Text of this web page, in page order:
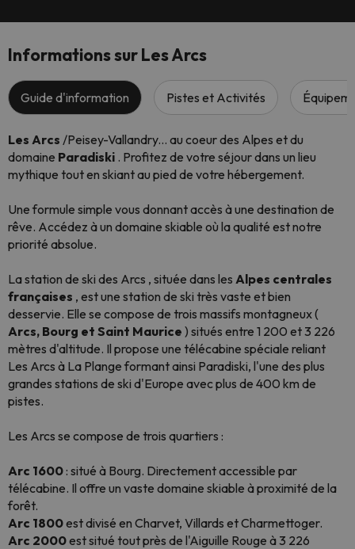
Informations sur Les Arcs
Guide d'information Pistes et Activités
Les Arcs /Peisey-Vallandry... au coeur des Alpes et du
domaine Paradiski . Profitez de votre séjour dans un lieu
mythique tout en skiant au pied de votre hébergement.
Une formule simple vous donnant accès à une destination de
rêve. Accédez à un domaine skiable où la qualité est notre
priorité absolue.
La station de ski des Arcs , située dans les Alpes centrales
françaises , est une station de ski très vaste et bien
desservie. Elle se compose de trois massifs montagneux(
Arcs, Bourg et Saint Maurice ) situés entre 1 200 et 3 226
mètres d'altitude. Il propose une télécabine spéciale reliant
Les Arcs à La Plange formant ainsi Paradiski, l'une des plus
grandes stations de ski d'Europe avec plus de 400 km de
pistes.
Les Arcs se compose de trois quartiers :
Arc 1600: situé à Bourg. Directement accessible par
télécabine. Il offre un vaste domaine skiable à proximité de la
forêt.
Arc 1800est divisé en Charvet, Villards et Charmettoger.
Arc 2000est situé tout près de l'Aiguille Rouge à 3 226